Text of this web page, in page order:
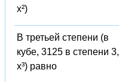
x²)
В третьей степени (в
кубе, 3125 в степени 3,
x³) равно